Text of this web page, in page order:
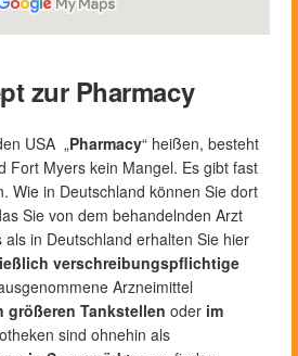
zur Pharmacy
USA „Pharmacy“ heißen, besteht
Fort Myers kein Mangel. Es gibt fast
Wie in Deutschland können Sie dort
Sie von dem behandelnden Arzt
in Deutschland erhalten Sie hier
verschreibungspflichtige
Arzneimittel
größeren Tankstellen oder im
sind ohnehin als